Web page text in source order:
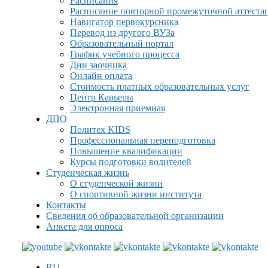
Расписание повторной промежуточной
Навигатор первокурсника
Перевод из другого ВУЗа
Образовательный портал
График учебного процесса
Дни заочника
Онлайн оплата
Стоимость платных образовательных услуг
Центр Карьеры
Электронная приемная
ДПО
Политех KIDS
Профессиональная переподготовка
Повышение квалификации
Курсы подготовки водителей
Студенческая жизнь
О студенческой жизни
О спортивной жизни института
Контакты
Сведения об образовательной организации
Анкета для опроса